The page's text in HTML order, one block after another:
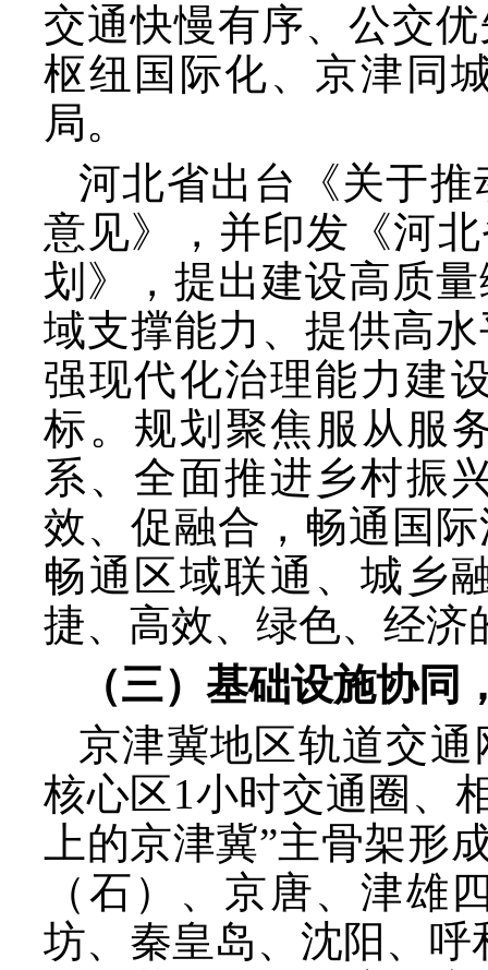
交通快慢有序、公交
枢纽国际化、京津同
局。
河北省出台《关于
意见》，并印发《河
划》，提出建设高质
域支撑能力、提供高
强现代化治理能力建
标。规划聚焦服从服
系、全面推进乡村振
效、促融合，畅通国
畅通区域联通、城乡
捷、高效、绿色、经济
（三）基础设施协同
京津冀地区轨道交
核心区1小时交通圈、
上的京津冀”主骨架形
（石）、京唐、津雄
坊、秦皇岛、沈阳、